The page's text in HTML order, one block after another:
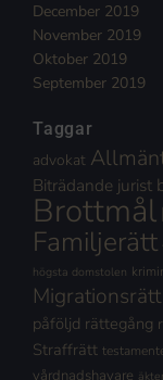
December 2019
November 2019
Oktober 2019
September 2019
Taggar
advokat
Biträdande jurist
Brottmål
Familjerätt
högsta domstolen
Migrationsrätt
påföljd rättegång
Straffrätt
vårdnadshavare